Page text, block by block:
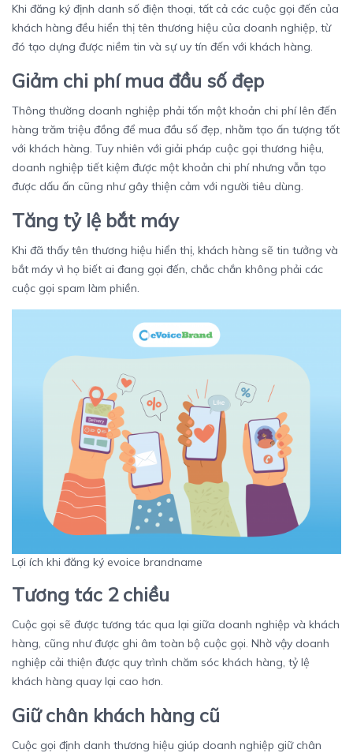
Khi đăng ký định danh số điện thoại, tất cả các cuộc gọi đến của
khách hàng đều hiển thị tên thương hiệu của doanh nghiệp, từ
đó tạo dựng được niềm tin và sự uy tín đến với khách hàng.
Giảm chi phí mua đầu số đẹp
Thông thường doanh nghiệp phải tốn một khoản chi phí lên đến
hàng trăm triệu đồng để mua đầu số đẹp, nhằm tạo ấn tượng tốt
với khách hàng. Tuy nhiên với giải pháp cuộc gọi thương hiệu,
doanh nghiệp tiết kiệm được một khoản chi phí nhưng vẫn tạo
được dấu ấn cũng như gây thiện cảm với người tiêu dùng.
Tăng tỷ lệ bắt máy
Khi đã thấy tên thương hiệu hiển thị, khách hàng sẽ tin tưởng và
bắt máy vì họ biết ai đang gọi đến, chắc chắn không phải các
cuộc gọi spam làm phiền.
Lợi ích khi đăng ký evoice brandname
Tương tác 2 chiều
Cuộc gọi sẽ được tương tác qua lại giữa doanh nghiệp và khách
hàng, cũng như được ghi âm toàn bộ cuộc gọi. Nhờ vậy doanh
nghiệp cải thiện được quy trình chăm sóc khách hàng, tỷ lệ
khách hàng quay lại cao hơn.
Giữ chân khách hàng cũ
Cuộc gọi định danh thương hiệu giúp doanh nghiệp giữ chân